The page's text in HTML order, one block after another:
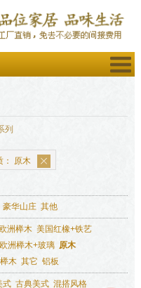
列
原木
豪华山庄 其他
欧洲榉木 美国红橡+铁艺
欧洲榉木+玻璃 原木
木 其它 铝板
式 古典美式 混搭风格